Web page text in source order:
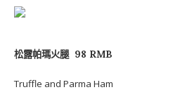
松露帕瑪火腿 98 RMB
Truffle and Parma Ham